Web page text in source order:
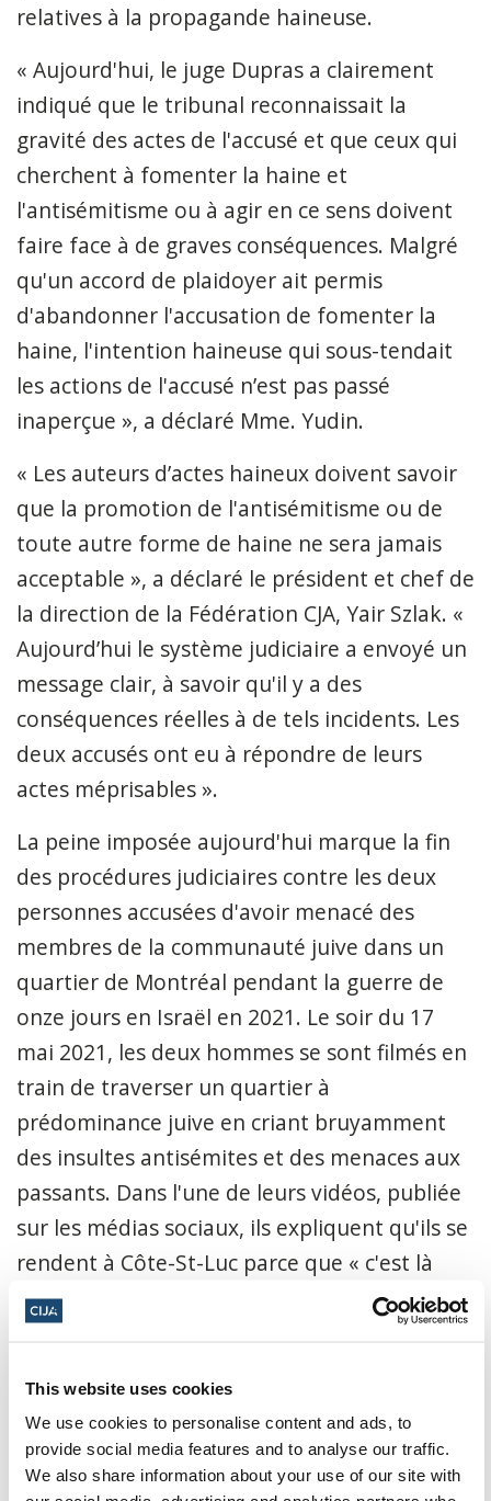
This website uses cookies
We use cookies to personalise content and ads, to
provide social media features and to analyse our traffic.
We also share information about your use of our site with
relatives à la propagande haineuse.
« Aujourd'hui, le juge Dupras a clairement
indiqué que le tribunal reconnaissait la
gravité des actes de l'accusé et que ceux qui
cherchent à fomenter la haine et
l'antisémitisme ou à agir en ce sens doivent
faire face à de graves conséquences. Malgré
qu'un accord de plaidoyer ait permis
d'abandonner l'accusation de fomenter la
haine, l'intention haineuse qui sous-tendait
les actions de l'accusé n’est pas passé
inaperçue », a déclaré Mme. Yudin.
« Les auteurs d’actes haineux doivent savoir
que la promotion de l'antisémitisme ou de
toute autre forme de haine ne sera jamais
acceptable », a déclaré le président et chef de
la direction de la Fédération CJA, Yair Szlak. «
Aujourd’hui le système judiciaire a envoyé un
message clair, à savoir qu'il y a des
conséquences réelles à de tels incidents. Les
deux accusés ont eu à répondre de leurs
actes méprisables ».
La peine imposée aujourd'hui marque la fin
des procédures judiciaires contre les deux
personnes accusées d'avoir menacé des
membres de la communauté juive dans un
quartier de Montréal pendant la guerre de
onze jours en Israël en 2021. Le soir du 17
mai 2021, les deux hommes se sont filmés en
train de traverser un quartier à
prédominance juive en criant bruyamment
des insultes antisémites et des menaces aux
passants. Dans l'une de leurs vidéos, publiée
sur les médias sociaux, ils expliquent qu'ils se
rendent à Côte-St-Luc parce que « c'est là
que se trouvent tous les Juifs ». Au moment
de l'incident, la sécurité de la Fédération CJA
avec les forces de l’ordre qui, une fois sur les
lieux, ont arrêté les deux personnes pour
avoir proféré des menaces; les individus